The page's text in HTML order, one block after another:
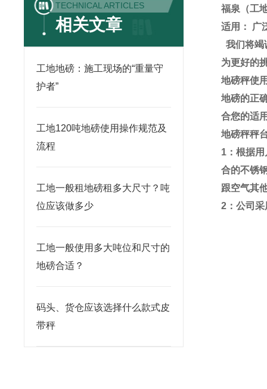
TECHNICAL ARTICLES
相关文章
工地地磅：施工现场的“重量守
护者”
工地120吨地磅使用操作规范及
流程
工地一般租地磅租多大尺寸？吨
位应该做多少
工地一般使用多大吨位和尺寸的
地磅合适？
码头、货仓应该选择什么款式皮
带秤
福泉（工
适用：
广
我们将竭
为更好的
地磅秤使
地磅的正
合您的适
地磅秤秤
1 ：根据
合的不锈
跟空气其
2 ：公司